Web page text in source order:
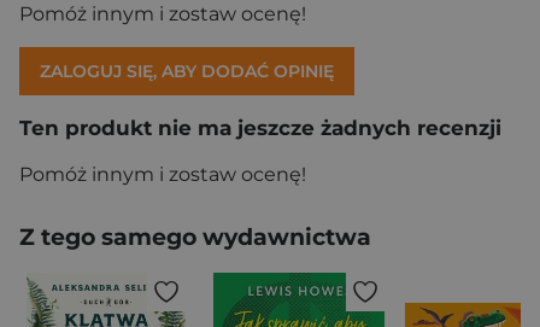
Pomóż innym i zostaw ocenę!
ZALOGUJ SIĘ, ABY DODAĆ OPINIĘ
Ten produkt nie ma jeszcze żadnych recenzji
Pomóż innym i zostaw ocenę!
Z tego samego wydawnictwa